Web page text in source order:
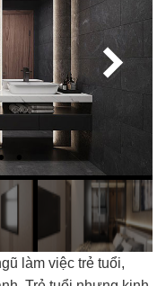
làm việc trẻ tuổi,